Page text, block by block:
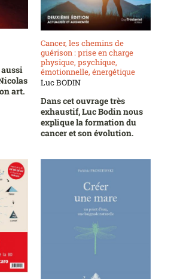
aussi
art.
Cancer, les chemins de
guérison : prise en charge
physique, psychique,
émotionnelle, énergétique
Luc BODIN
Dans cet ouvrage très
exhaustif, Luc Bodin nous
explique la formation du
cancer et son évolution.